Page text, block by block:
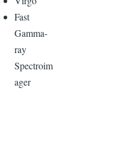
Fast
Gamma-
ray
Spectroim
ager